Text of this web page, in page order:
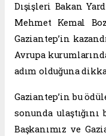
Dışişleri Bakan
Mehmet Kemal
Gaziantep’in
Avrupa
adım olduğuna
Gaziantep’in bu
sonunda
Başkanımız ve